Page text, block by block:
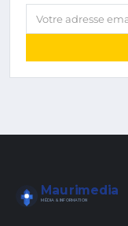
Votre adresse
Maurimedia
MÉDIA & INFORMATION